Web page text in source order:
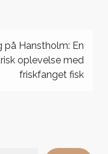
på Hanstholm: En
oplevelse med
friskfanget fisk